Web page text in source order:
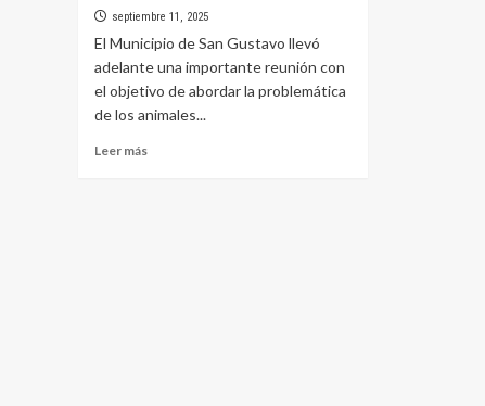
septiembre 11, 2025
El Municipio de San Gustavo llevó
adelante una importante reunión con
el objetivo de abordar la problemática
de los animales...
Leer más